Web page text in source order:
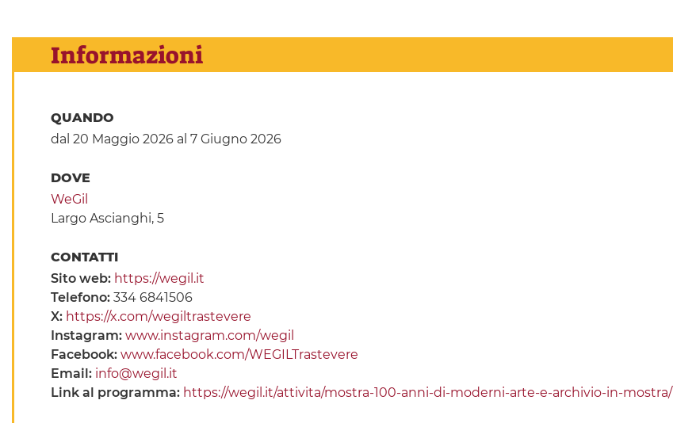
Informazioni
QUANDO
dal 20 Maggio 2026al 7 Giugno 2026
DOVE
WeGil
Largo Ascianghi, 5
CONTATTI
Sito web: https://wegil.it
Telefono: 334 6841506
X: https://x.com/wegiltrastevere
Instagram: www.instagram.com/wegil
Facebook: www.facebook.com/WEGILTrastevere
Email: info@wegil.it
Link al programma: https://wegil.it/attivita/mostra-100-anni-di-moderni-arte-e-archivio-in-mostra/